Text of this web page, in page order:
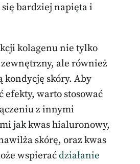
się bardziej napięta i
kolagenu nie tylko
ale również
kondycję skóry. Aby
efekty, warto stosować
z innymi
jak kwas hialuronowy,
skórę, oraz kwas
wspieraćdziałanie